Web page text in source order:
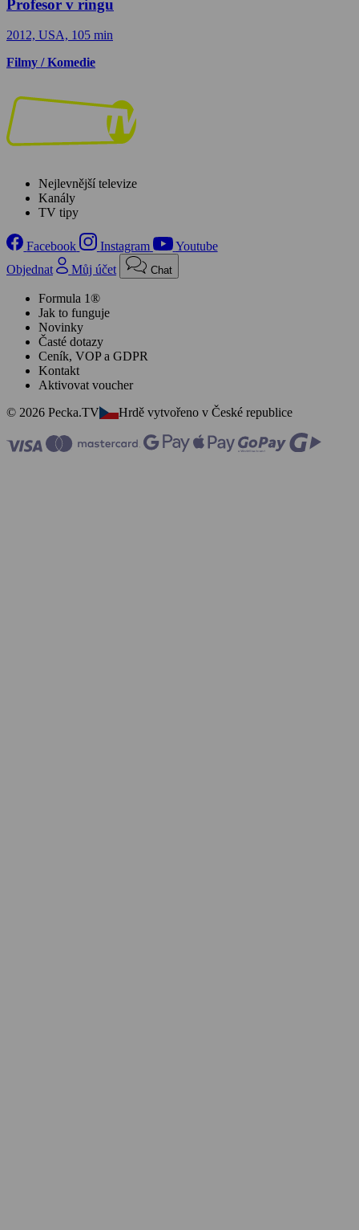
Profesor v ringu
2012, USA, 105 min
Filmy / Komedie
Nejlevnější televize
Kanály
TV tipy
Facebook Instagram
Youtube
Objednat
Můj účet Chat
Formula 1®
Jak to funguje
Novinky
Časté dotazy
Ceník, VOP a GDPR
Kontakt
Aktivovat voucher
© 2026 Pecka.TV
Hrdě vytvořeno v České republice